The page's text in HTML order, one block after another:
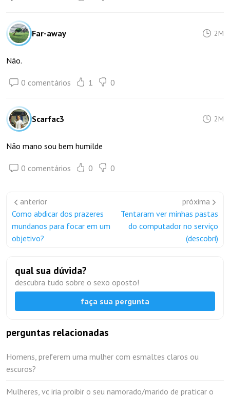
Far-away 2M
Não.
0 comentários 1 0
Scarfac3 2M
Não mano sou bem humilde
0 comentários 0 0
anterior
Como abdicar dos prazeres
mundanos para focar em um
objetivo?
próxima
Tentaram ver minhas pastas
do computador no serviço
(descobri)
qual sua dúvida?
descubra tudo sobre o sexo oposto!
faça sua pergunta
perguntas relacionadas
Homens, preferem uma mulher com esmaltes claros ou
escuros?
Mulheres, vc iria proibir o seu namorado/marido de praticar o